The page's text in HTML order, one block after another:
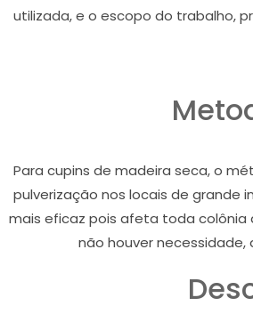
utilizada, e o escopo do trabalho,
Para cupins de madeira seca, o
pulverização nos locais de grande
mais eficaz pois afeta toda colônia
não houver